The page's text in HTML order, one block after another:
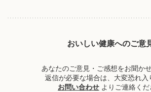
おいしい健康へのご意
あなたのご意見・ご感想をお聞か
返信が必要な場合は、大変恐れ入
お問い合わせ よりご連絡く